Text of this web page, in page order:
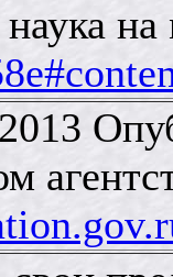
наука